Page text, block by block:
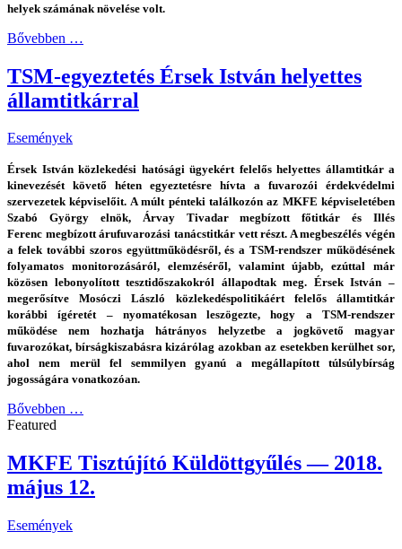
helyek számának növelése volt.
Bővebben …
TSM-egyeztetés Érsek István helyettes
államtitkárral
Események
Érsek István közlekedési hatósági ügyekért felelős helyettes államtitkár a
kinevezését követő héten egyeztetésre hívta a fuvarozói érdekvédelmi
szervezetek képviselőit. A múlt pénteki találkozón az MKFE képviseletében
Szabó György elnök, Árvay Tivadar megbízott főtitkár és Illés
Ferenc megbízott árufuvarozási tanácstitkár vett részt. A megbeszélés végén
a felek további szoros együttműködésről, és a TSM-rendszer működésének
folyamatos monitorozásáról, elemzéséről, valamint újabb, ezúttal már
közösen lebonyolított tesztidőszakokról állapodtak meg. Érsek István –
megerősítve Mosóczi László közlekedéspolitikáért felelős államtitkár
korábbi ígéretét – nyomatékosan leszögezte, hogy a TSM-rendszer
működése nem hozhatja hátrányos helyzetbe a jogkövető magyar
fuvarozókat, bírságkiszabásra kizárólag azokban az esetekben kerülhet sor,
ahol nem merül fel semmilyen gyanú a megállapított túlsúlybírság
jogosságára vonatkozóan.
Bővebben …
Featured
MKFE Tisztújító Küldöttgyűlés — 2018.
május 12.
Események